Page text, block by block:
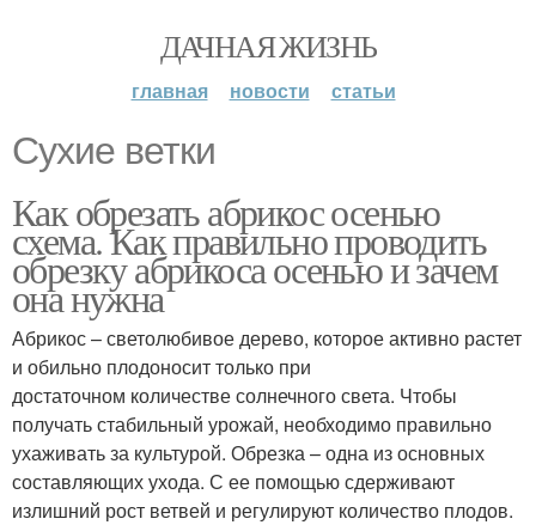
ДАЧНАЯ ЖИЗНЬ
главная новости статьи
Сухие ветки
Как обрезать абрикос осенью
схема. Как правильно проводить
обрезку абрикоса осенью и зачем
она нужна
Абрикос – светолюбивое дерево, которое активно растет
и обильно плодоносит только при
достаточном количестве солнечного света. Чтобы
получать стабильный урожай, необходимо правильно
ухаживать за культурой. Обрезка – одна из основных
составляющих ухода. С ее помощью сдерживают
излишний рост ветвей и регулируют количество плодов.